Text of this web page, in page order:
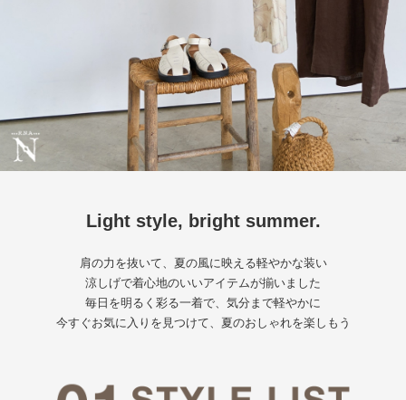
Light style, bright summer.
肩の力を抜いて、夏の風に映える軽やかな装い
涼しげで着心地のいいアイテムが揃いました
毎日を明るく彩る一着で、気分まで軽やかに
今すぐお気に入りを見つけて、夏のおしゃれを楽しもう